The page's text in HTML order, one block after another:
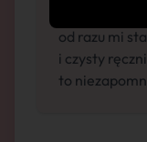
od razu mi
i czysty
to